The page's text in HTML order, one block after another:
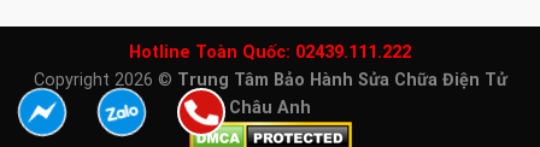
Hotline Toàn Quốc: 02439.111.222
Copyright 2026 © Trung Tâm Bảo Hành Sửa Chữa Điện Tử
Châu Anh